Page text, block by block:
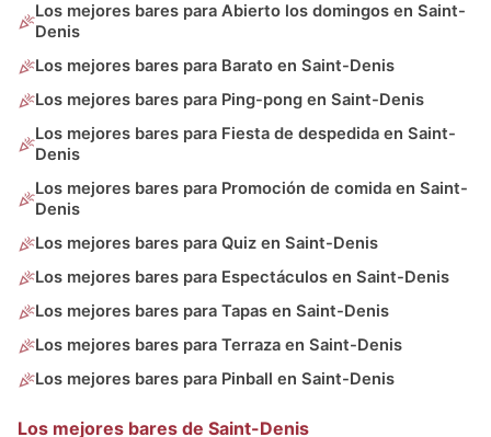
Los mejores bares para Abierto los domingos en Saint-
Denis
Los mejores bares para Barato en Saint-Denis
Los mejores bares para Ping-pong en Saint-Denis
Los mejores bares para Fiesta de despedida en Saint-
Denis
Los mejores bares para Promoción de comida en Saint-
Denis
Los mejores bares para Quiz en Saint-Denis
Los mejores bares para Espectáculos en Saint-Denis
Los mejores bares para Tapas en Saint-Denis
Los mejores bares para Terraza en Saint-Denis
Los mejores bares para Pinball en Saint-Denis
Los mejores bares de Saint-Denis